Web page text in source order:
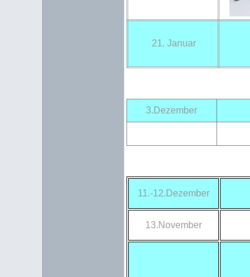
21. Januar
3.Dezember
11.-12.Dezember
13.November